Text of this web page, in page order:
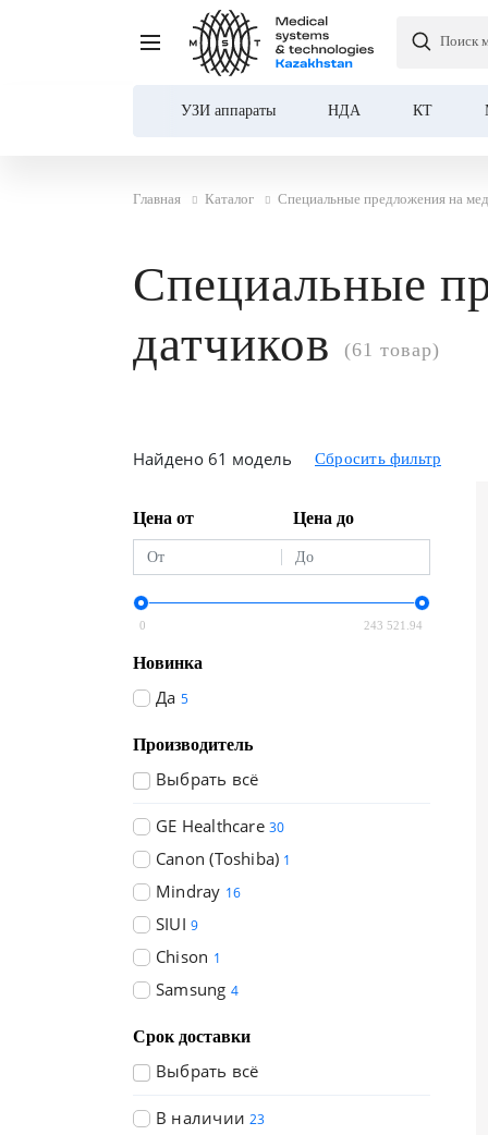
Поиск
УЗИ аппараты НДА КТ
Главная Каталог Специальные предложения на
Специальные
датчиков
(61 товар)
Найдено 61 модель
Цена от Цена до
0 243 521.94
Новинка
Да 5
Производитель
Выбрать всё
GE Healthcare 30
Canon (Toshiba) 1
Mindray 16
SIUI 9
Chison 1
Samsung 4
Срок доставки
Выбрать всё
В наличии 23